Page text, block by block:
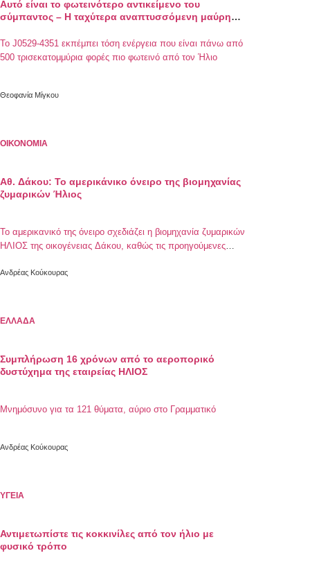
Αυτό είναι το φωτεινότερο αντικείμενο του
σύμπαντος – Η ταχύτερα αναπτυσσόμενη μαύρη
Το J0529-4351 εκπέμπει τόση ενέργεια που είναι πάνω από
500 τρισεκατομμύρια φορές πιο φωτεινό από τον Ήλιο
Θεοφανία Μίγκου
ΟΙΚΟΝΟΜΙΑ
Αθ. Δάκου: Το αμερικάνικο όνειρο της βιομηχανίας
ζυμαρικών Ήλιος
Το αμερικανικό της όνειρο σχεδιάζει η βιομηχανία ζυμαρικών
ΗΛΙΟΣ της οικογένειας Δάκου, καθώς τις προηγούμενες
πωλητές κι αντιπροσώπους της στη Νέα Υόρκη. Η εταιρεία
χρόνια ζωής, έχει αποφασίσει να […]
Ανδρέας Κούκουρας
ΕΛΛΑΔΑ
Συμπλήρωση 16 χρόνων από το αεροπορικό
δυστύχημα της εταιρείας ΗΛΙΟΣ
Μνημόσυνο για τα 121 θύματα, αύριο στο Γραμματικό
Ανδρέας Κούκουρας
ΥΓΕΙΑ
Αντιμετωπίστε τις κοκκινίλες από τον ήλιο με
φυσικό τρόπο